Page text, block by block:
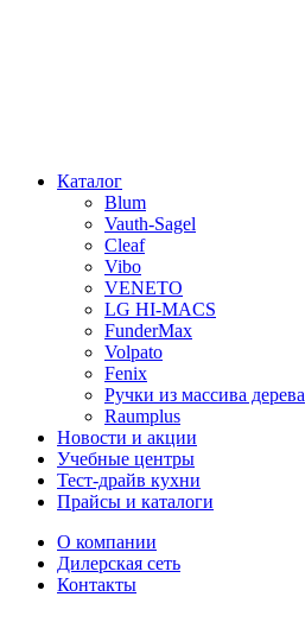
Каталог
Blum
Vauth-Sagel
Cleaf
Vibo
VENETO
LG HI-MACS
FunderMax
Volpato
Fenix
Ручки из массива дерева
Raumplus
Новости и акции
Учебные центры
Тест-драйв кухни
Прайсы и каталоги
О компании
Дилерская сеть
Контакты